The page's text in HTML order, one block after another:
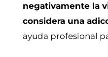
negativamente la
considera una
ayuda profesional